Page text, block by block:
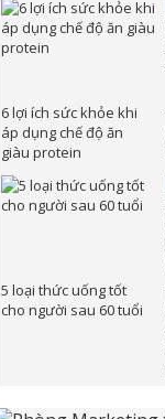
6 lợi ích sức khỏe khi
áp dụng chế độ ăn
giàu protein
5 loại thức uống tốt
cho người sau 60 tuổi